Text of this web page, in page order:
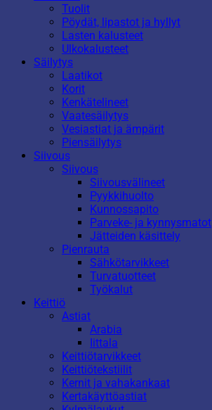
Tuolit
Pöydät, lipastot ja hyllyt
Lasten kalusteet
Ulkokalusteet
Säilytys
Laatikot
Korit
Kenkätelineet
Vaatesäilytys
Vesiastiat ja ämpärit
Piensäilytys
Siivous
Siivous
Siivousvälineet
Pyykkihuolto
Kunnossapito
Parveke- ja kynnysmatot
Jätteiden käsittely
Pienrauta
Sähkötarvikkeet
Turvatuotteet
Työkalut
Keittiö
Astiat
Arabia
Iittala
Keittiötarvikkeet
Keittiötekstiilit
Kernit ja vahakankaat
Kertakäyttöastiat